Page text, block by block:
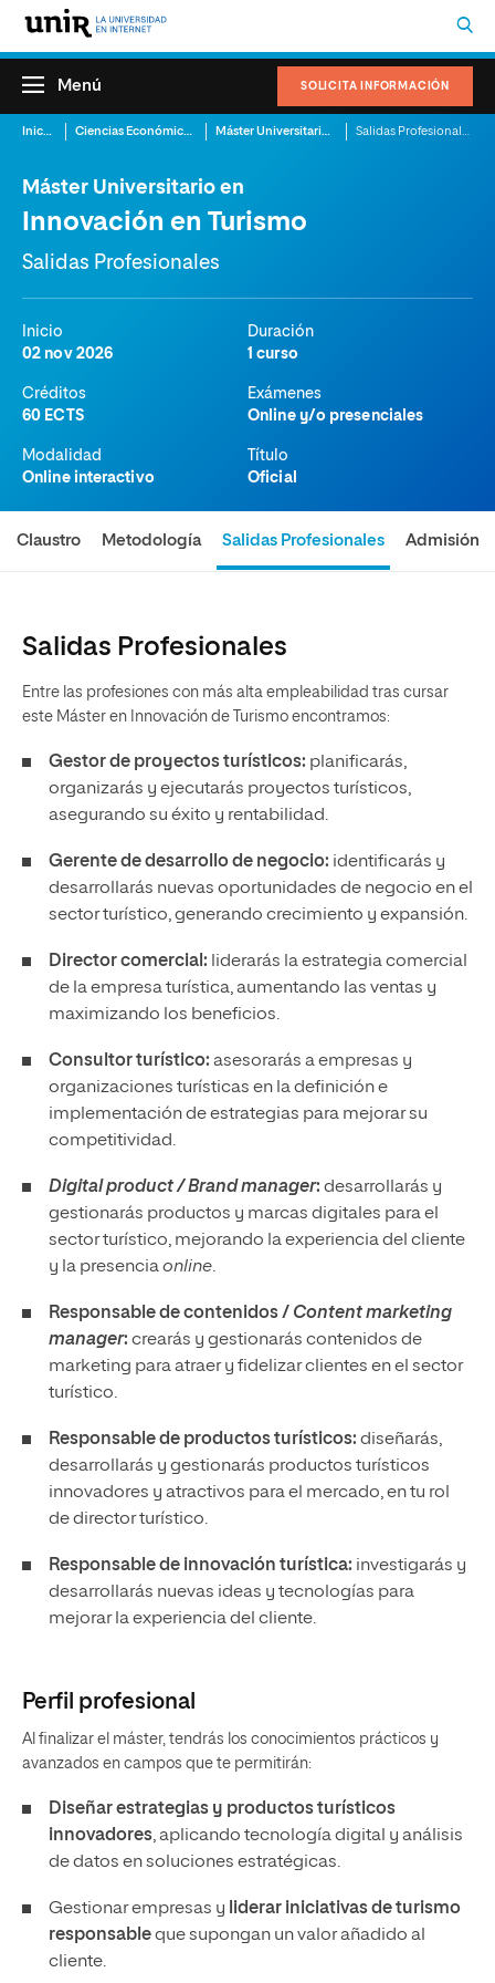
SOLICITA INFORMACIÓN
Menú
Inicio Ciencias Económicas Máster Universitario en Innovación en Turismo
Máster Universitario en
Innovación en Turismo
Salidas Profesionales
Inicio
02 nov 2026
Duración
1 curso
Créditos
60 ECTS
Exámenes
Online y/o presenciales
Modalidad
Online interactivo
Título
Oficial
Claustro Metodología Salidas Profesionales Admisión
Salidas Profesionales
Entre las profesiones con más alta empleabilidad tras cursar
este Máster en Innovación de Turismo encontramos:
Gestor de proyectos turísticos: planificarás,
organizarás y ejecutarás proyectos turísticos,
asegurando su éxito y rentabilidad.
Gerente de desarrollo de negocio: identificarás y
desarrollarás nuevas oportunidades de negocio en el
sector turístico, generando crecimiento y expansión.
Director comercial: liderarás la estrategia comercial
de la empresa turística, aumentando las ventas y
maximizando los beneficios.
Consultor turístico: asesorarás a empresas y
organizaciones turísticas en la definición e
implementación de estrategias para mejorar su
competitividad.
Digital product / Brand manager: desarrollarás y
gestionarás productos y marcas digitales para el
sector turístico, mejorando la experiencia del cliente
y la presenciaonline.
Responsable de contenidos / Content marketing
manager: crearás y gestionarás contenidos de
marketing para atraer y fidelizar clientes en el sector
turístico.
Responsable de productos turísticos: diseñarás,
desarrollarás y gestionarás productos turísticos
innovadores y atractivos para el mercado, en tu rol
de director turístico.
Responsable de innovación turística: investigarás y
desarrollarás nuevas ideas y tecnologías para
mejorar la experiencia del cliente.
Perfil profesional
Al finalizar el máster, tendrás los conocimientos prácticos y
avanzados en campos que te permitirán:
Diseñar estrategias y productos turísticos
innovadores, aplicando tecnología digital y análisis
de datos en soluciones estratégicas.
Gestionar empresas y liderar iniciativas de turismo
responsableque supongan un valor añadido al
cliente.